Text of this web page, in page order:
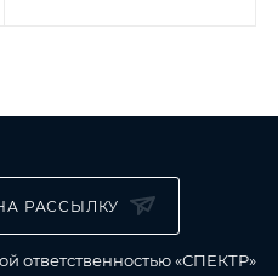
РАССЫЛКУ
ответственностью «СПЕКТР»